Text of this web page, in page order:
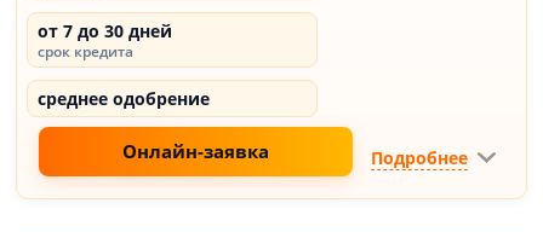
от 7 до 30 дней
срок кредита
среднее одобрение
Онлайн-заявка Подробнее